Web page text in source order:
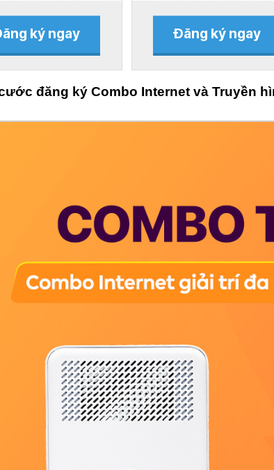
ký ngay Đăng ký ngay
đăng ký Combo Internet và Truyền